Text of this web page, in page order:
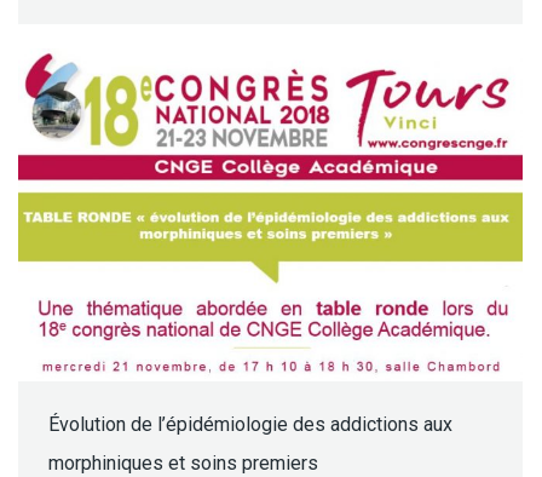
Évolution de l’épidémiologie des addictions aux
morphiniques et soins premiers